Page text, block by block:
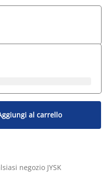
al carrello
negozio JYSK